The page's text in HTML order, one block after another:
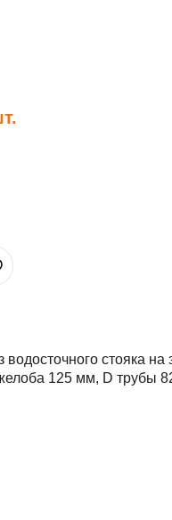
стояка на
125 мм, D трубы